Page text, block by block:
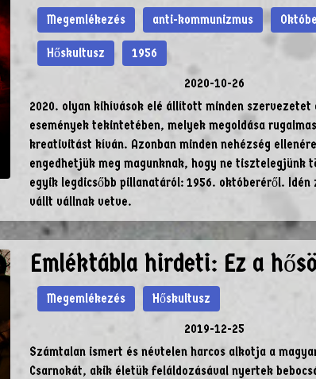
Megemlékezés anti-kommunizmus
Hőskultusz
1956
2020-10-26
2020. olyan kihívások elé állított minden
események tekintetében, melyek megoldása
kreativitást kíván. Azonban minden nehézség
engedhetjük meg magunknak, hogy ne tisztelegjünk
egyik legdicsőbb pillanatáról: 1956. októberéről. Idén
vállt vállnak vetve.
Emléktábla hirdeti: Ez a
Megemlékezés
Hőskultusz
2019-12-25
Számtalan ismert és névtelen harcos alkotja a
Csarnokát, akik életük feláldozásával nyertek